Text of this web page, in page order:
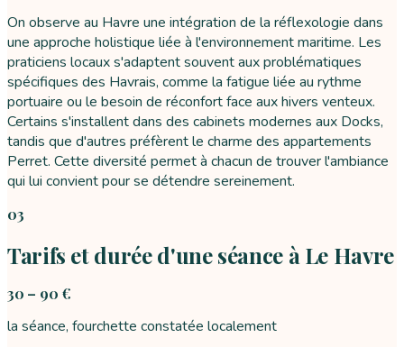
On observe au Havre une intégration de la réflexologie dans
une approche holistique liée à l'environnement maritime. Les
praticiens locaux s'adaptent souvent aux problématiques
spécifiques des Havrais, comme la fatigue liée au rythme
portuaire ou le besoin de réconfort face aux hivers venteux.
Certains s'installent dans des cabinets modernes aux Docks,
tandis que d'autres préfèrent le charme des appartements
Perret. Cette diversité permet à chacun de trouver l'ambiance
qui lui convient pour se détendre sereinement.
03
Tarifs et durée d'une séance à Le Havre
30 – 90 €
la séance, fourchette constatée localement